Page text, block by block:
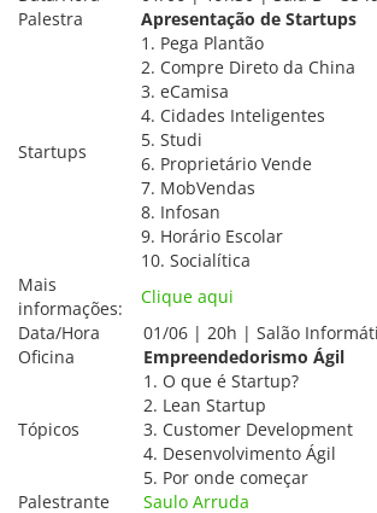
Palestra
Apresentação de Startups
Startups
1. Pega Plantão
2. Compre Direto da China
3. eCamisa
4. Cidades Inteligentes
5. Studi
6. Proprietário Vende
7. MobVendas
8. Infosan
9. Horário Escolar
10. Socialítica
Mais
informações:
Clique aqui
Data/Hora
01/06 | 20h | Salão
Oficina
Empreendedorismo Ágil
Tópicos
1. O que é Startup?
2. Lean Startup
3. Customer Development
4. Desenvolvimento Ágil
5. Por onde começar
Palestrante
Saulo Arruda